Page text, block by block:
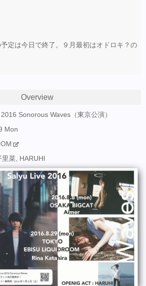
定は今日で終了。９月最初はオドロキ？の
Overview
Sonorous Waves（東京公演）
Mon
菜, HARUHI